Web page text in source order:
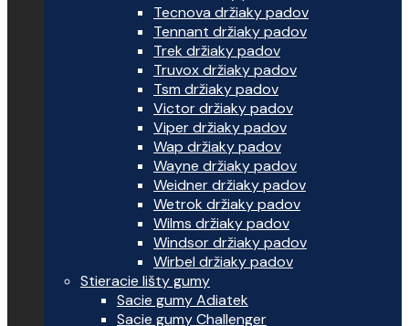
Tecnova držiaky padov
Tennant držiaky padov
Trek držiaky padov
Truvox držiaky padov
Tsm držiaky padov
Victor držiaky padov
Viper držiaky padov
Wap držiaky padov
Wayne držiaky padov
Weidner držiaky padov
Wetrok držiaky padov
Wilms držiaky padov
Windsor držiaky padov
Wirbel držiaky padov
Stieracie lišty gumy
Sacie gumy Adiatek
Sacie gumy Challenger